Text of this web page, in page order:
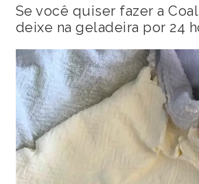
Se você quiser fazer a
deixe na geladeira por 24